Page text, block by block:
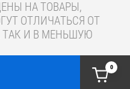
НА ТОВАРЫ,
ОТЛИЧАТЬСЯ ОТ
И В МЕНЬШУЮ
0